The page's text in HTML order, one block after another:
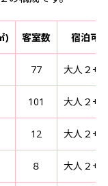
) 客室数 宿泊可
77 大人２+
101 大人２+
12 大人２+
８ 大人２+